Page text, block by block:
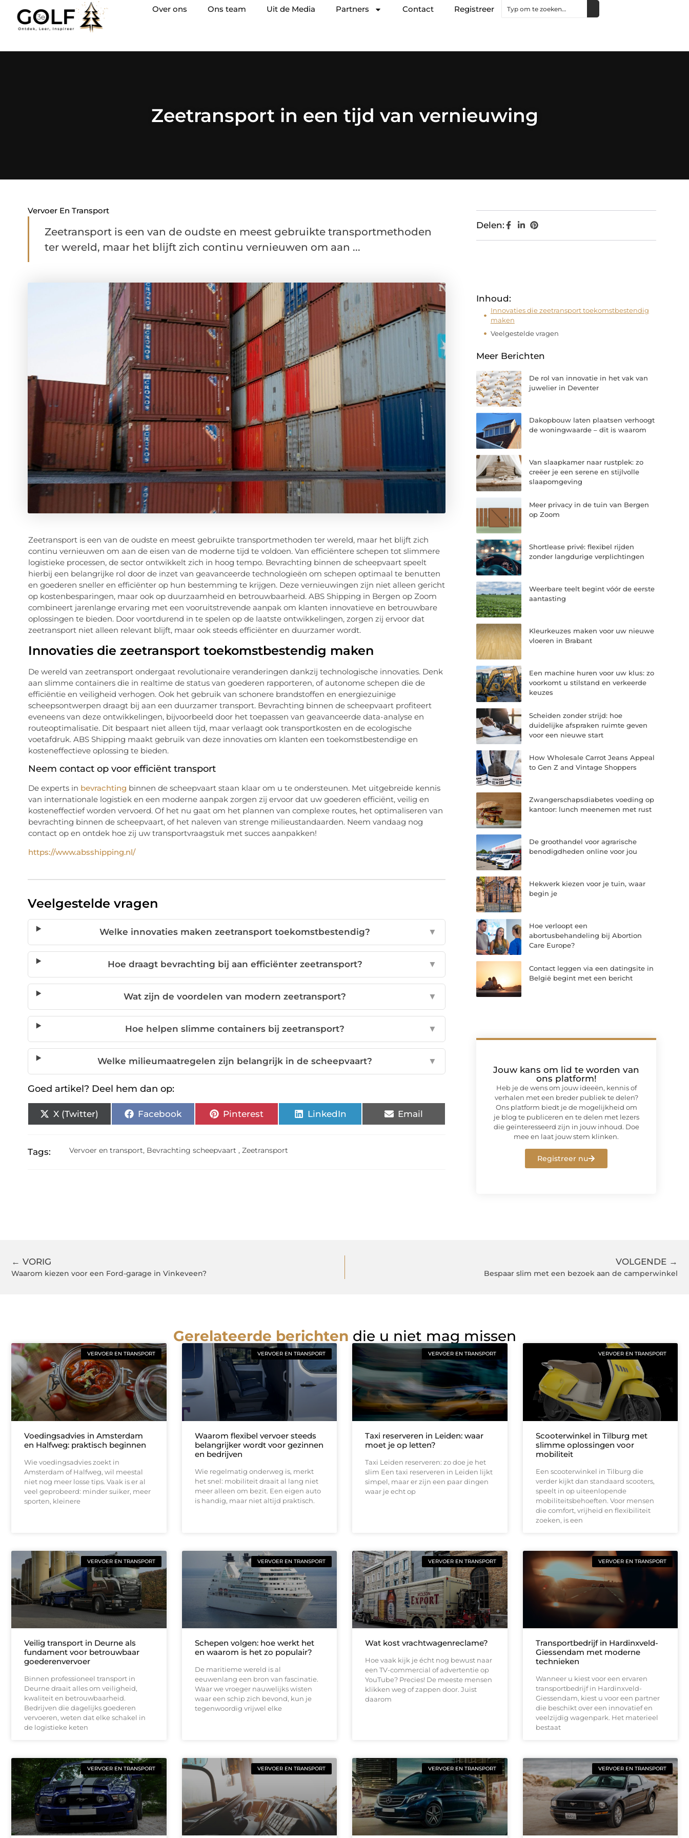
Over ons Ons team Uit de Media Partners Contact Registreer
Zeetransport in een tijd van vernieuwing
Vervoer En Transport
Zeetransport is een van de oudste en meest gebruikte transportmethoden
ter wereld, maar het blijft zich continu vernieuwen om aan ...
Zeetransport is een van de oudste en meest gebruikte transportmethoden ter wereld, maar het blijft zich
continu vernieuwen om aan de eisen van de moderne tijd te voldoen. Van efficiëntere schepen tot slimmere
logistieke processen, de sector ontwikkelt zich in hoog tempo. Bevrachting binnen de scheepvaart speelt
hierbij een belangrijke rol door de inzet van geavanceerde technologieën om schepen optimaal te benutten
en goederen sneller en efficiënter op hun bestemming te krijgen. Deze vernieuwingen zijn niet alleen gericht
op kostenbesparingen, maar ook op duurzaamheid en betrouwbaarheid. ABS Shipping in Bergen op Zoom
combineert jarenlange ervaring met een vooruitstrevende aanpak om klanten innovatieve en betrouwbare
oplossingen te bieden. Door voortdurend in te spelen op de laatste ontwikkelingen, zorgen zij ervoor dat
zeetransport niet alleen relevant blijft, maar ook steeds efficiënter en duurzamer wordt.
Innovaties die zeetransport toekomstbestendig maken
De wereld van zeetransport ondergaat revolutionaire veranderingen dankzij technologische innovaties. Denk
aan slimme containers die in realtime de status van goederen rapporteren, of autonome schepen die de
efficiëntie en veiligheid verhogen. Ook het gebruik van schonere brandstoffen en energiezuinige
scheepsontwerpen draagt bij aan een duurzamer transport. Bevrachting binnen de scheepvaart profiteert
eveneens van deze ontwikkelingen, bijvoorbeeld door het toepassen van geavanceerde data-analyse en
routeoptimalisatie. Dit bespaart niet alleen tijd, maar verlaagt ook transportkosten en de ecologische
voetafdruk. ABS Shipping maakt gebruik van deze innovaties om klanten een toekomstbestendige en
kosteneffectieve oplossing te bieden.
Neem contact op voor efficiënt transport
De experts in bevrachting binnen de scheepvaart staan klaar om u te ondersteunen. Met uitgebreide kennis
van internationale logistiek en een moderne aanpak zorgen zij ervoor dat uw goederen efficiënt, veilig en
kosteneffectief worden vervoerd. Of het nu gaat om het plannen van complexe routes, het optimaliseren van
bevrachting binnen de scheepvaart, of het naleven van strenge milieustandaarden. Neem vandaag nog
contact op en ontdek hoe zij uw transportvraagstuk met succes aanpakken!
https://www.absshipping.nl/
Veelgestelde vragen
Welke innovaties maken zeetransport toekomstbestendig? ▼
Hoe draagt bevrachting bij aan efficiënter zeetransport? ▼
Wat zijn de voordelen van modern zeetransport? ▼
Hoe helpen slimme containers bij zeetransport? ▼
Welke milieumaatregelen zijn belangrijk in de scheepvaart? ▼
Goed artikel? Deel hem dan op:
X (Twitter) Facebook Pinterest LinkedIn Email
Tags: Vervoer en transport, Bevrachting scheepvaart ,Zeetransport
Delen:
Inhoud:
Innovaties die zeetransport toekomstbestendig
maken
Veelgestelde vragen
Meer Berichten
De rol van innovatie in het vak van
juwelier in Deventer
Dakopbouw laten plaatsen verhoogt
de woningwaarde – dit is waarom
Van slaapkamer naar rustplek: zo
creëer je een serene en stijlvolle
slaapomgeving
Meer privacy in de tuin van Bergen
op Zoom
Shortlease privé: flexibel rijden
zonder langdurige verplichtingen
Weerbare teelt begint vóór de eerste
aantasting
Kleurkeuzes maken voor uw nieuwe
vloeren in Brabant
Een machine huren voor uw klus: zo
voorkomt u stilstand en verkeerde
keuzes
Scheiden zonder strijd: hoe
duidelijke afspraken ruimte geven
voor een nieuwe start
How Wholesale Carrot Jeans Appeal
to Gen Z and Vintage Shoppers
Zwangerschapsdiabetes voeding op
kantoor: lunch meenemen met rust
De groothandel voor agrarische
benodigdheden online voor jou
Hekwerk kiezen voor je tuin, waar
begin je
Hoe verloopt een
abortusbehandeling bij Abortion
Care Europe?
Contact leggen via een datingsite in
België begint met een bericht
Jouw kans om lid te worden van
ons platform!
Heb je de wens om jouw ideeën, kennis of
verhalen met een breder publiek te delen?
Ons platform biedt je de mogelijkheid om
je blog te publiceren en te delen met lezers
die geïnteresseerd zijn in jouw inhoud. Doe
mee en laat jouw stem klinken.
Registreer nu
← VORIG
Waarom kiezen voor een Ford-garage in Vinkeveen?
VOLGENDE →
Bespaar slim met een bezoek aan de camperwinkel
Gerelateerde berichten die u niet mag missen
VERVOER EN TRANSPORT
Voedingsadvies in Amsterdam
en Halfweg: praktisch beginnen
Wie voedingsadvies zoekt in
Amsterdam of Halfweg, wil meestal
niet nog meer losse tips. Vaak is er al
veel geprobeerd: minder suiker, meer
sporten, kleinere
VERVOER EN TRANSPORT
Waarom flexibel vervoer steeds
belangrijker wordt voor gezinnen
en bedrijven
Wie regelmatig onderweg is, merkt
het snel: mobiliteit draait al lang niet
meer alleen om bezit. Een eigen auto
is handig, maar niet altijd praktisch.
VERVOER EN TRANSPORT
Taxi reserveren in Leiden: waar
moet je op letten?
Taxi Leiden reserveren: zo doe je het
slim Een taxi reserveren in Leiden lijkt
simpel, maar er zijn een paar dingen
waar je echt op
VERVOER EN TRANSPORT
Scooterwinkel in Tilburg met
slimme oplossingen voor
mobiliteit
Een scooterwinkel in Tilburg die
verder kijkt dan standaard scooters,
speelt in op uiteenlopende
mobiliteitsbehoeften. Voor mensen
die comfort, vrijheid en flexibiliteit
zoeken, is een
VERVOER EN TRANSPORT
Veilig transport in Deurne als
fundament voor betrouwbaar
goederenvervoer
Binnen professioneel transport in
Deurne draait alles om veiligheid,
kwaliteit en betrouwbaarheid.
Bedrijven die dagelijks goederen
vervoeren, weten dat elke schakel in
de logistieke keten
VERVOER EN TRANSPORT
Schepen volgen: hoe werkt het
en waarom is het zo populair?
De maritieme wereld is al
eeuwenlang een bron van fascinatie.
Waar we vroeger nauwelijks wisten
waar een schip zich bevond, kun je
tegenwoordig vrijwel elke
VERVOER EN TRANSPORT
Wat kost vrachtwagenreclame?
Hoe vaak kijk je écht nog bewust naar
een TV-commercial of advertentie op
YouTube? Precies! De meeste mensen
klikken weg of zappen door. Juist
daarom
VERVOER EN TRANSPORT
Transportbedrijf in Hardinxveld-
Giessendam met moderne
technieken
Wanneer u kiest voor een ervaren
transportbedrijf in Hardinxveld-
Giessendam, kiest u voor een partner
die beschikt over een innovatief en
veelzijdig wagenpark. Het materieel
bestaat
VERVOER EN TRANSPORT VERVOER EN TRANSPORT VERVOER EN TRANSPORT VERVOER EN TRANSPORT